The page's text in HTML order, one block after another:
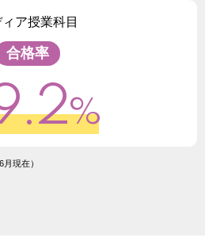
ィア授業科目
合格率
%
現在）